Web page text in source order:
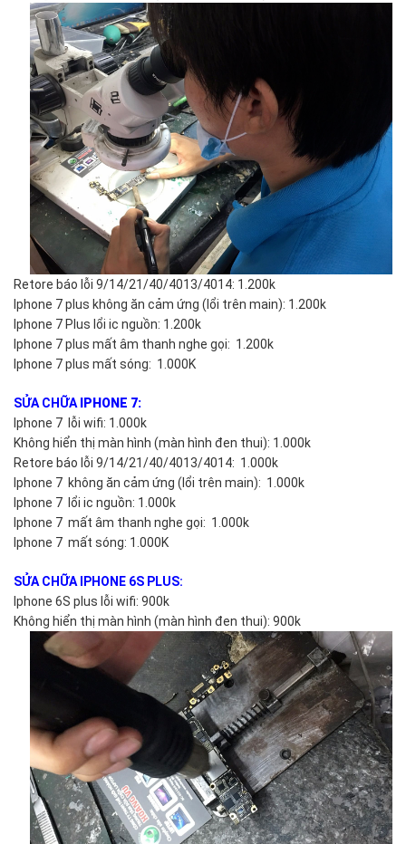
Retore báo lỗi 9/14/21/40/4013/4014: 1.200k
Iphone 7 plus không ăn cảm ứng (lổi trên main): 1.200k
Iphone 7 Plus lổi ic nguồn: 1.200k
Iphone 7 plus mất âm thanh nghe gọi: 1.200k
Iphone 7 plus mất sóng: 1.000K
SỬA CHỮA
IPHONE 7:
Iphone 7 lỗi wifi: 1.000k
Không hiển thị màn hình (màn hình đen thui): 1.000k
Retore báo lỗi 9/14/21/40/4013/4014: 1.000k
Iphone 7 không ăn cảm ứng (lổi trên main): 1.000k
Iphone 7 lổi ic nguồn: 1.000k
Iphone 7 mất âm thanh nghe gọi: 1.000k
Iphone 7 mất sóng: 1.000K
SỬA CHỮA IPHONE 6S PLUS:
Iphone 6S plus lỗi wifi: 900k
Không hiển thị màn hình (màn hình đen thui): 900k